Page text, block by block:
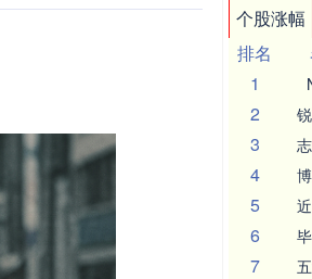
个股涨幅
排名
1
2
3
4
5
6
7